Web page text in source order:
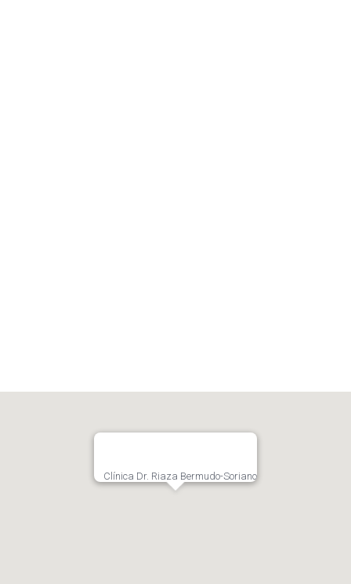
Clínica Dr. Riaza Bermudo-Soriano